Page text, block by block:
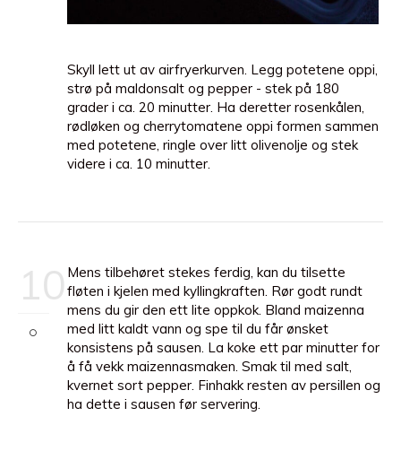
Skyll lett ut av airfryerkurven. Legg potetene oppi,
strø på maldonsalt og pepper - stek på 180
grader i ca. 20 minutter. Ha deretter rosenkålen,
rødløken og cherrytomatene oppi formen sammen
med potetene, ringle over litt olivenolje og stek
videre i ca. 10 minutter.
10 Mens tilbehøret stekes ferdig, kan du tilsette
fløten i kjelen med kyllingkraften. Rør godt rundt
mens du gir den ett lite oppkok. Bland maizenna
med litt kaldt vann og spe til du får ønsket
konsistens på sausen. La koke ett par minutter for
å få vekk maizennasmaken. Smak til med salt,
kvernet sort pepper. Finhakk resten av persillen og
ha dette i sausen før servering.